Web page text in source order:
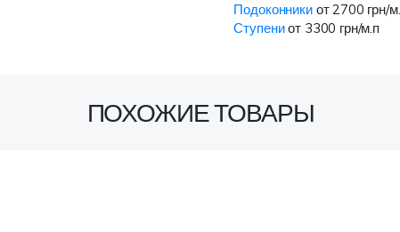
Подоконникиот 2700 грн/
Ступениот 3300 грн/м.п
ПОХОЖИЕ ТОВАРЫ